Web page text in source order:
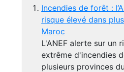
Incendies de forêt :
risque élevé dans
Maroc
L'ANEF alerte sur un
extrême d'incendies
plusieurs provinces